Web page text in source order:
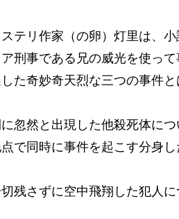
テリ作家（の卵）灯里は、
刑事である兄の威光を使って
た奇妙奇天烈な三つの事件
に忽然と出現した他殺死体につ
点で同時に事件を起こす分身
切残さずに空中飛翔した犯人